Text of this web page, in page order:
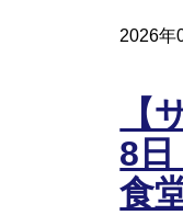
2026年
【
8
食